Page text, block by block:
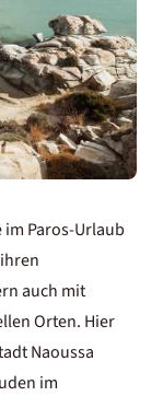
Paros-Urlaub
auch mit
Orten. Hier
Naoussa
im